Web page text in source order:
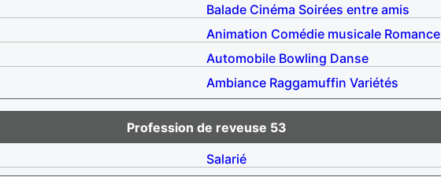
Balade Cinéma Soirées entre amis
Animation Comédie musicale Romance
Automobile Bowling Danse
Ambiance Raggamuffin Variétés
Profession de reveuse 53
Salarié